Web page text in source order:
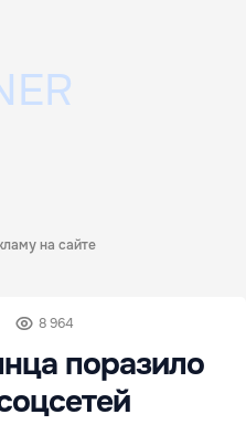
на сайте
8 964
поразило